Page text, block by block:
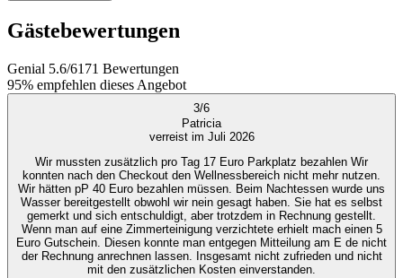
Gästebewertungen
Genial 5.6/6171 Bewertungen
95% empfehlen dieses Angebot
3/6
Patricia
verreist im Juli 2026
Wir mussten zusätzlich pro Tag 17 Euro Parkplatz bezahlen Wir
konnten nach den Checkout den Wellnessbereich nicht mehr nutzen.
Wir hätten pP 40 Euro bezahlen müssen. Beim Nachtessen wurde uns
Wasser bereitgestellt obwohl wir nein gesagt haben. Sie hat es selbst
gemerkt und sich entschuldigt, aber trotzdem in Rechnung gestellt.
Wenn man auf eine Zimmerteinigung verzichtete erhielt mach einen 5
Euro Gutschein. Diesen konnte man entgegen Mitteilung am E de nicht
der Rechnung anrechnen lassen. Insgesamt nicht zufrieden und nicht
mit den zusätzlichen Kosten einverstanden.